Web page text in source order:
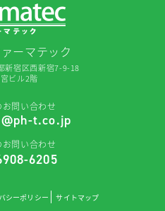
ーマテック
新宿区西新宿7-9-18
ビル2階
問い合わせ
t.co.jp
問い合わせ
6205
シーポリシー サイトマップ